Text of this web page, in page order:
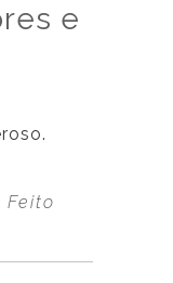
e
Feito